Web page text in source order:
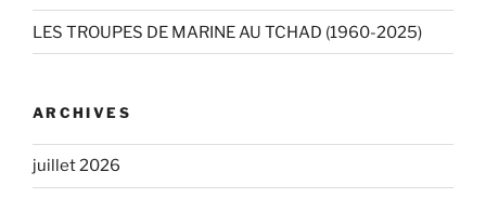
LES TROUPES DE MARINE AU TCHAD (1960-2025)
ARCHIVES
juillet 2026